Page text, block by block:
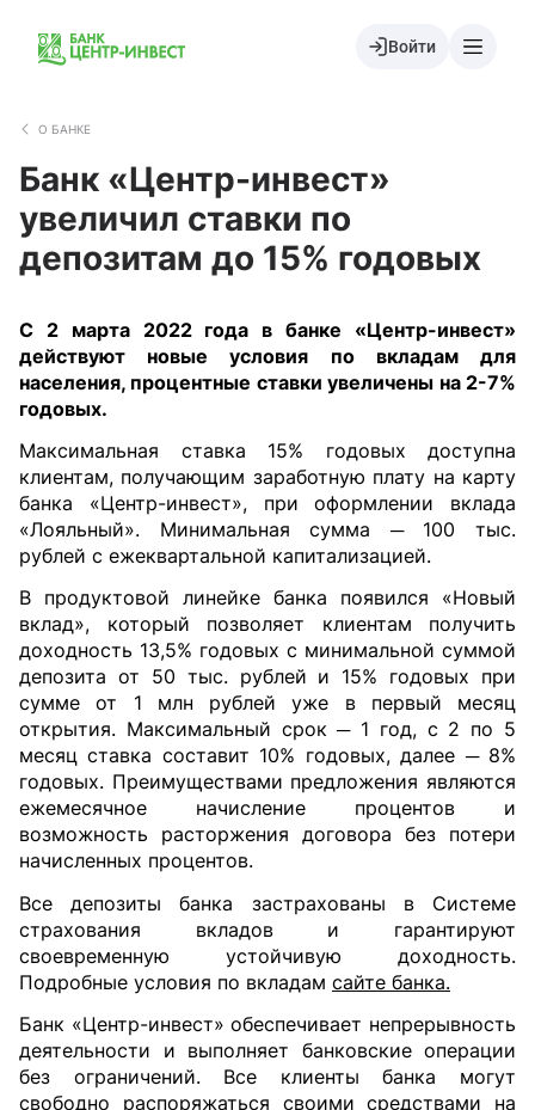
Войти
О БАНКЕ
Банк «Центр-инвест»
увеличил ставки по
депозитам до 15% годовых
С 2 марта 2022 года в банке «Центр-инвест»
действуют новые условия по вкладам для
населения, процентные ставки увеличены на 2-7%
годовых.
Максимальная ставка 15% годовых доступна
клиентам, получающим заработную плату на карту
банка «Центр-инвест», при оформлении вклада
«Лояльный». Минимальная сумма ─ 100 тыс.
рублей с ежеквартальной капитализацией.
В продуктовой линейке банка появился «Новый
вклад», который позволяет клиентам получить
доходность 13,5% годовых с минимальной суммой
депозита от 50 тыс. рублей и 15% годовых при
сумме от 1 млн рублей уже в первый месяц
открытия. Максимальный срок ─ 1 год, с 2 по 5
месяц ставка составит 10% годовых, далее ─ 8%
годовых. Преимуществами предложения являются
ежемесячное начисление процентов и
возможность расторжения договора без потери
начисленных процентов.
Все депозиты банка застрахованы в Системе
страхования вкладов и гарантируют
своевременную устойчивую доходность.
Подробные условия по вкладам сайте банка.
Банк «Центр-инвест» обеспечивает непрерывность
деятельности и выполняет банковские операции
без ограничений. Все клиенты банка могут
свободно распоряжаться своими средствами на